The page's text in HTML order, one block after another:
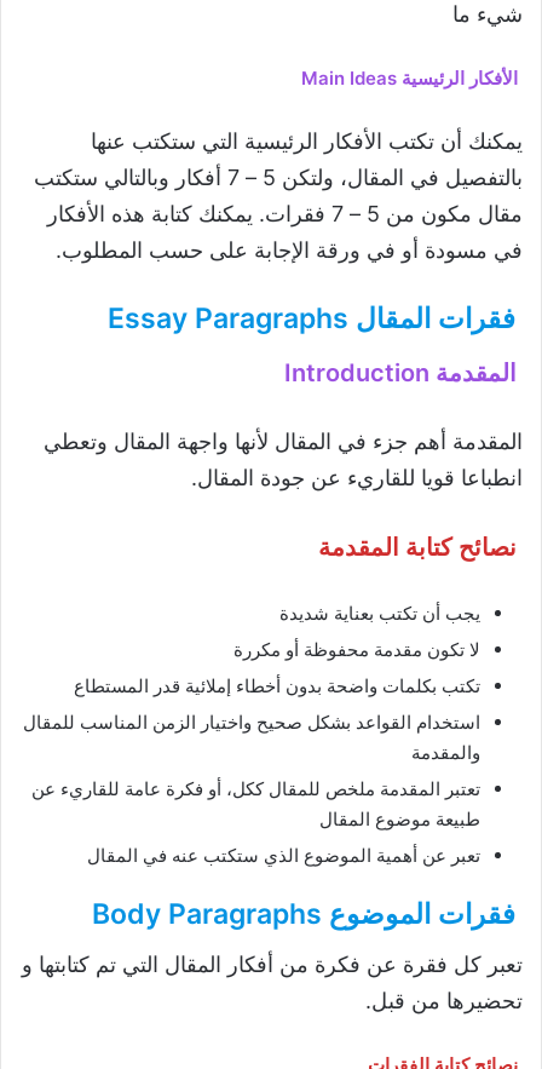
شيء ما
الأفكار الرئيسية Main Ideas
يمكنك أن تكتب الأفكار الرئيسية التي ستكتب عنها
بالتفصيل في المقال، ولتكن 5 – 7 أفكار وبالتالي ستكتب
مقال مكون من 5 – 7 فقرات. يمكنك كتابة هذه الأفكار
في مسودة أو في ورقة الإجابة على حسب المطلوب.
فقرات المقال Essay Paragraphs
المقدمة Introduction
المقدمة أهم جزء في المقال لأنها واجهة المقال وتعطي
انطباعا قويا للقاريء عن جودة المقال.
نصائح كتابة المقدمة
يجب أن تكتب بعناية شديدة
لا تكون مقدمة محفوظة أو مكررة
تكتب بكلمات واضحة بدون أخطاء إملائية قدر المستطاع
استخدام القواعد بشكل صحيح واختيار الزمن المناسب للمقال
والمقدمة
تعتبر المقدمة ملخص للمقال ككل، أو فكرة عامة للقاريء عن
طبيعة موضوع المقال
تعبر عن أهمية الموضوع الذي ستكتب عنه في المقال
فقرات الموضوع Body Paragraphs
تعبر كل فقرة عن فكرة من أفكار المقال التي تم كتابتها و
تحضيرها من قبل.